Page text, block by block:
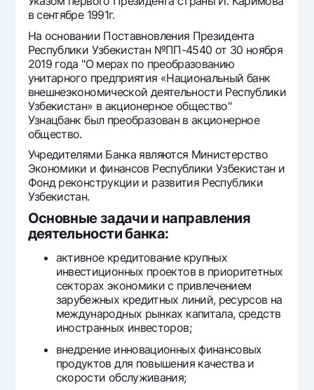
До востребования USD
Для всех USD
Золотой депозит
Золотые слитки от НБУ
Серебряный депозит
UzCard/HUMO
Visa
Visa FIFA
Mastercard
Зарплатные
Garmin pay
Эскроу-cчёт
Тарифы
Акции
Мобильное приложение Milliy
Часто задаваемые вопросы
Ищите по сайту
Найти
Полезные ссылки
Часто задаваемые вопросы
Пресс-центр
Офисы и банкоматы
Согласие на обработку персональных данных
Следите за нами в соцсетях
в сентябре 1991г.
На основании Поставновления Президента
Республики Узбекистан №ПП-4540 от 30 ноября
2019 года "О мерах по преобразованию
унитарного предприятия «Национальный банк
внешнеэкономической деятельности Республики
Узбекистан» в акционерное общество"
Узнацбанк был преобразован в акционерное
общество.
Учредителями Банка являются Министерство
Экономики и финансов Республики Узбекистан и
Фонд реконструкции и развития Республики
Узбекистан.
Основные задачи и направления
деятельности банка:
активное кредитование крупных
инвестиционных проектов в приоритетных
секторах экономики с привлечением
зарубежных кредитных линий, ресурсов на
международных рынках капитала, средств
иностранных инвесторов;
внедрение инновационных финансовых
продуктов для повышения качества и
скорости обслуживания;